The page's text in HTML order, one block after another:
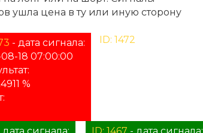
ушла цена в ту или иную сторону
- дата сигнала:
18 07:00:00
%
ID: 1472